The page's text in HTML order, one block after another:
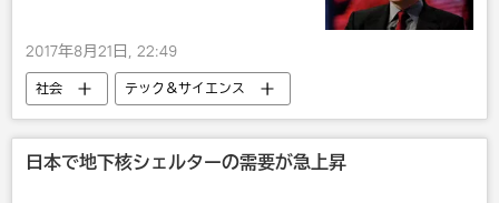
2017年8月21日, 22:49
社会
テック＆サイエンス
イーロン・マスク
人工知能
軍事
テロ
武器・兵器
ロボット
日本で地下核シェルターの需要が急上昇